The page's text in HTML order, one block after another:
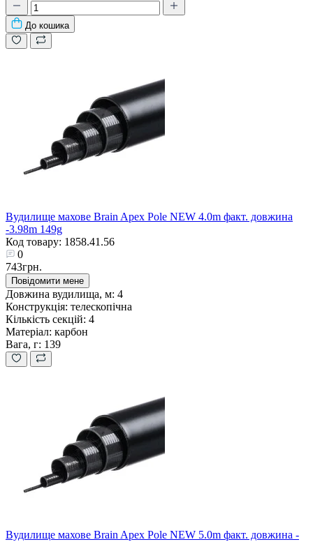
До кошика
Вудилище махове Brain Apex Pole NEW 4.0m факт. довжина
-3.98m 149g
Код товару: 1858.41.56
0
743грн.
Повідомити мене
Довжина вудилища, м: 4
Конструкція: телескопічна
Кількість секцій: 4
Матеріал: карбон
Вага, г: 139
Вудилище махове Brain Apex Pole NEW 5.0m факт. довжина -